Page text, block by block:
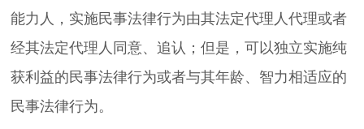
能力人，实施民事法律行为由其法定代理人代理或者
经其法定代理人同意、追认；但是，可以独立实施纯
获利益的民事法律行为或者与其年龄、智力相适应的
民事法律行为。